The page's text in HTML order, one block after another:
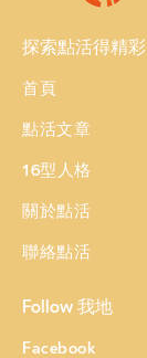
探索點活得精彩
首頁
點活文章
16型人格
關於點活
聯絡點活
Follow 我地
Facebook